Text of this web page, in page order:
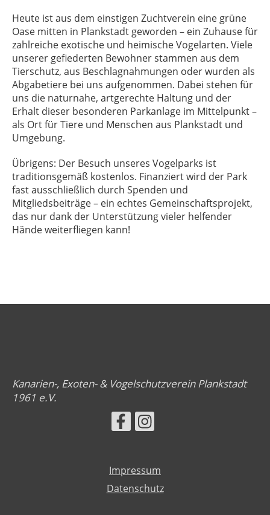
Heute ist aus dem einstigen Zuchtverein eine grüne
Oase mitten in Plankstadt geworden – ein Zuhause für
zahlreiche exotische und heimische Vogelarten. Viele
unserer gefiederten Bewohner stammen aus dem
Tierschutz, aus Beschlagnahmungen oder wurden als
Abgabetiere bei uns aufgenommen. Dabei stehen für
uns die naturnahe, artgerechte Haltung und der
Erhalt dieser besonderen Parkanlage im Mittelpunkt –
als Ort für Tiere und Menschen aus Plankstadt und
Umgebung.
Übrigens: Der Besuch unseres Vogelparks ist
traditionsgemäß kostenlos. Finanziert wird der Park
fast ausschließlich durch Spenden und
Mitgliedsbeiträge – ein echtes Gemeinschaftsprojekt,
das nur dank der Unterstützung vieler helfender
Hände weiterfliegen kann!
Kanarien-, Exoten- & Vogelschutzverein Plankstadt
1961 e.V.
Impressum
Datenschutz